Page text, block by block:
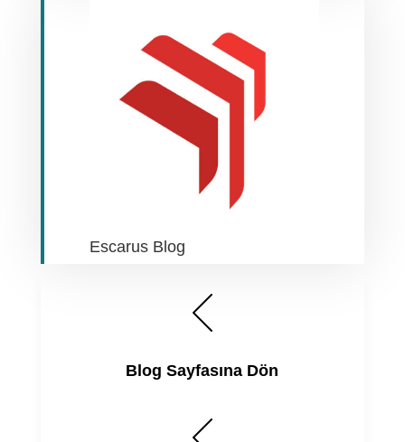
Escarus Blog
Blog Sayfasına Dön